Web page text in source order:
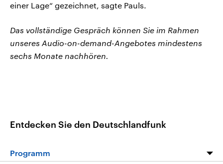
einer Lage“ gezeichnet, sagte Pauls.
Das vollständige Gespräch können Sie im Rahmen
unseres Audio-on-demand-Angebotes mindestens
sechs Monate nachhören.
Entdecken Sie den Deutschlandfunk
Programm